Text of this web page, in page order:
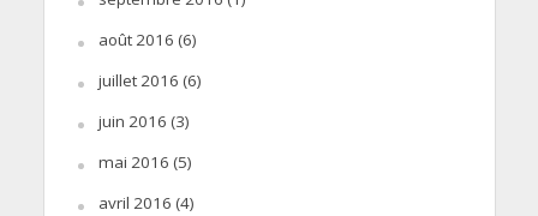
août 2016 (6)
juillet 2016 (6)
juin 2016 (3)
mai 2016 (5)
avril 2016 (4)